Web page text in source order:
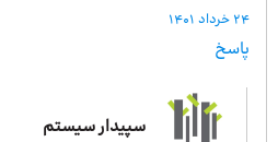
24 خرداد 1401
پاسخ
سپیدار سیستم